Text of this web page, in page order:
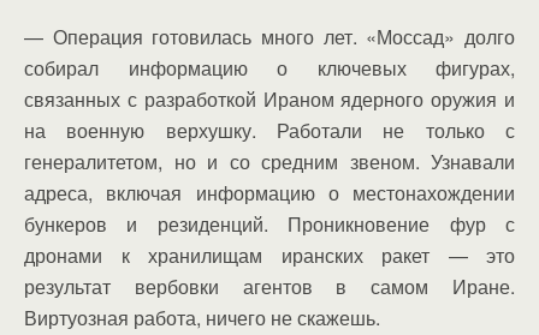
— Операция готовилась много лет. «Моссад» долго
собирал информацию о ключевых фигурах,
связанных с разработкой Ираном ядерного оружия и
на военную верхушку. Работали не только с
генералитетом, но и со средним звеном. Узнавали
адреса, включая информацию о местонахождении
бункеров и резиденций. Проникновение фур с
дронами к хранилищам иранских ракет — это
результат вербовки агентов в самом Иране.
Виртуозная работа, ничего не скажешь.